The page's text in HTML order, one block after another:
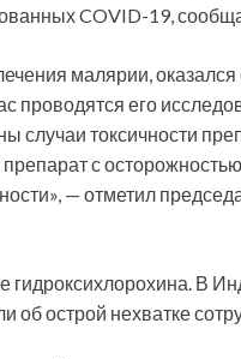
COVID-19,
малярии,
проводятся его
токсичности
с осторожностью,
— отметил
В
острой нехватке